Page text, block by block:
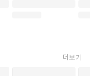
더보기